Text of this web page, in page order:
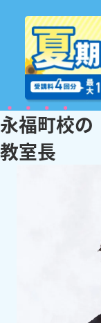
永福町校の
教室長